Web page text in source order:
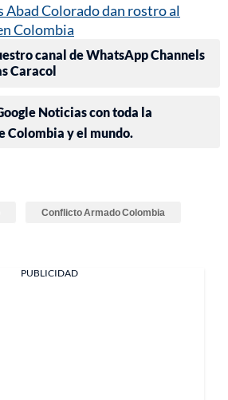
Abad Colorado dan rostro al
Colombia
canal de WhatsApp Channels
Caracol
Noticias con toda la
Colombia y el mundo.
Conflicto Armado Colombia
PUBLICIDAD